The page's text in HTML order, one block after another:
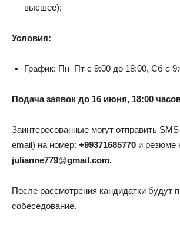
высшее);
Условия:
График: Пн–Пт с 9:00 до 18:00, Сб с
Подача заявок до 16 июня, 18:00
Заинтересованные могут отправить
email) на номер: +99371685770 и резюме
julianne779@gmail.com.
После рассмотрения кандидатки будут
собеседование.